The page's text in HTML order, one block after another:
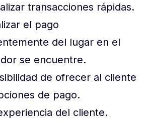
transacciones rápidas.
el pago
del lugar en el
se encuentre.
de ofrecer al cliente
de pago.
del cliente.